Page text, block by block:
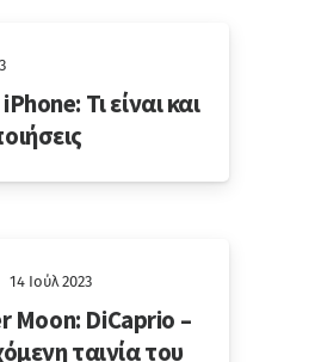
Τι είναι και
14 Ιούλ 2023
Moon: DiCaprio –
ταινία του